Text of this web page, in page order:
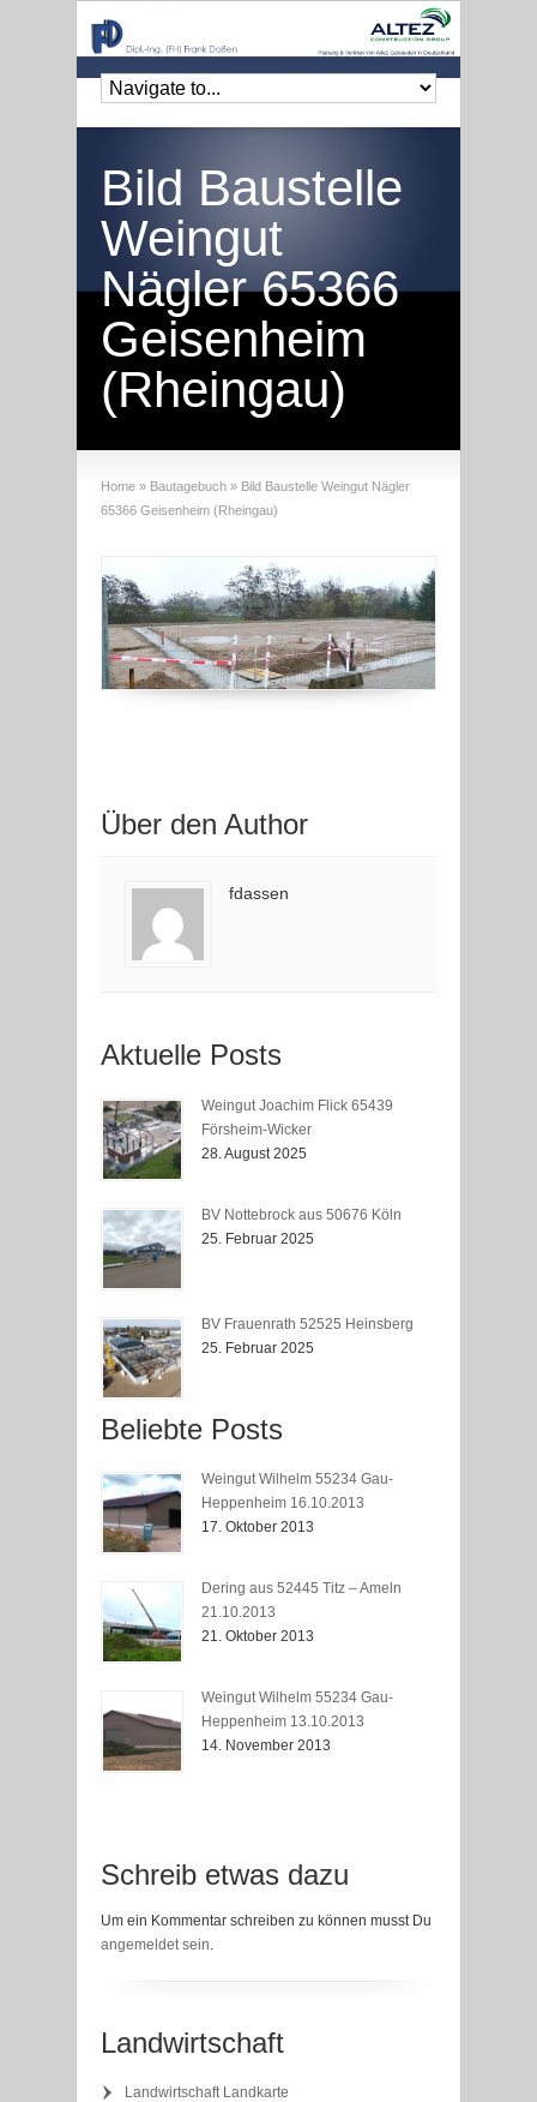
Bild Baustelle
Weingut
Nägler 65366
Geisenheim
(Rheingau)
Home » Bautagebuch » Bild Baustelle Weingut Nägler
65366 Geisenheim (Rheingau)
Über den Author
fdassen
Aktuelle Posts
Weingut Joachim Flick 65439
Försheim-Wicker
28. August 2025
BV Nottebrock aus 50676 Köln
25. Februar 2025
BV Frauenrath 52525 Heinsberg
25. Februar 2025
Beliebte Posts
Weingut Wilhelm 55234 Gau-
Heppenheim 16.10.2013
17. Oktober 2013
Dering aus 52445 Titz – Ameln
21.10.2013
21. Oktober 2013
Weingut Wilhelm 55234 Gau-
Heppenheim 13.10.2013
14. November 2013
Schreib etwas dazu
Um ein Kommentar schreiben zu können musst Du
angemeldet sein
Landwirtschaft
Landwirtschaft Landkarte